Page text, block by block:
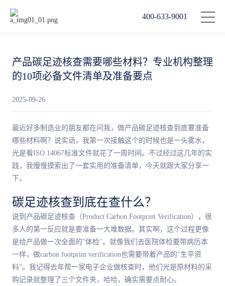
400-633-9001
产品碳足迹核查需要哪些材料？专业机构整理
的10项必备文件清单及准备要点
2025-09-26
最近好多制造业的朋友都在问我，做产品碳足迹核查到底要准备
哪些材料啊？说实话，我第一次接触这个的时候也是一头雾水，
光是看ISO 14067标准文件就花了一周时间。不过经过这几年的实
践，我慢慢摸索出了一套实用的准备清单，今天就跟大家分享一
下。
碳足迹核查到底在查什么？
说到产品碳足迹核查（Product Carbon Footprint Verification），很
多人的第一反应就是要准备一大堆数据。其实啊，这个过程更像
是给产品做一次全面的"体检"。就像我们去医院体检要带病历本
一样，做carbon footprint verification也需要带着产品的"生平资
料"。我记得去年帮一家电子企业做核查时，他们光是原材料的采
购记录就整理了三个文件夹，哈哈，确实需要点耐心。